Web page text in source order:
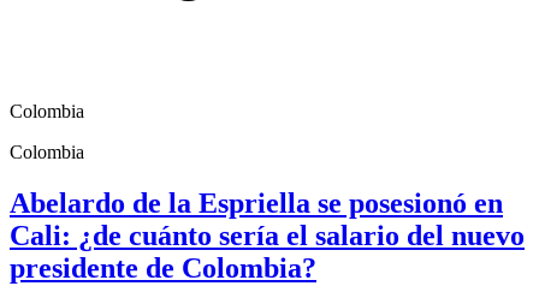
Colombia
Colombia
Abelardo de la Espriella se posesionó en
Cali: ¿de cuánto sería el salario del nuevo
presidente de Colombia?